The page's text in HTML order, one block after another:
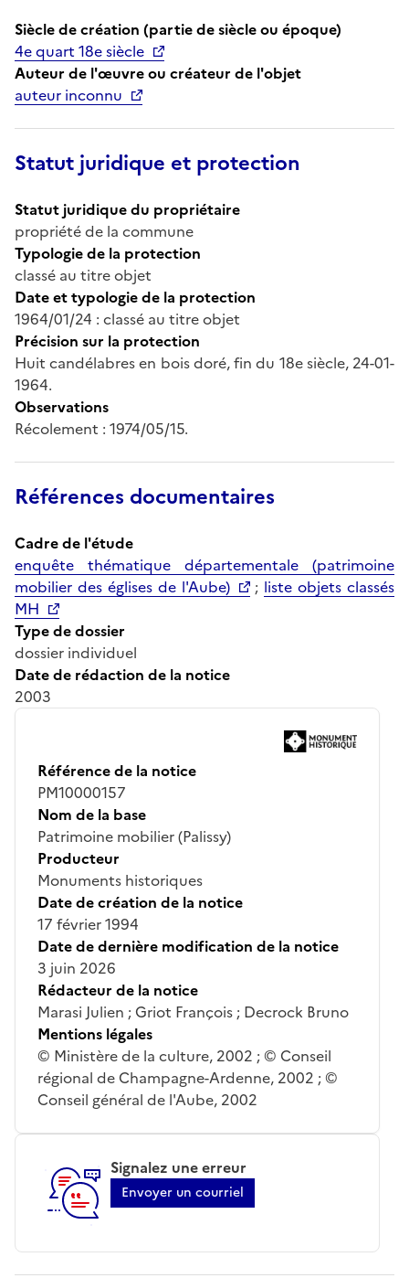
Siècle de création (partie de siècle ou époque)
4e quart 18e siècle
Auteur de l'œuvre ou créateur de l'objet
auteur inconnu
Statut juridique et protection
Statut juridique du propriétaire
propriété de la commune
Typologie de la protection
classé au titre objet
Date et typologie de la protection
1964/01/24 : classé au titre objet
Précision sur la protection
Huit candélabres en bois doré, fin du 18e siècle, 24-01-
1964.
Observations
Récolement : 1974/05/15.
Références documentaires
Cadre de l'étude
enquête thématique départementale (patrimoine
mobilier des églises de l'Aube)
; liste objets classés
MH
Type de dossier
dossier individuel
Date de rédaction de la notice
2003
Référence de la notice
PM10000157
Nom de la base
Patrimoine mobilier (Palissy)
Producteur
Monuments historiques
Date de création de la notice
17 février 1994
Date de dernière modification de la notice
3 juin 2026
Rédacteur de la notice
Marasi Julien ; Griot François ; Decrock Bruno
Mentions légales
© Ministère de la culture, 2002 ; © Conseil
régional de Champagne-Ardenne, 2002 ; ©
Conseil général de l'Aube, 2002
Signalez une erreur
Envoyer un courriel